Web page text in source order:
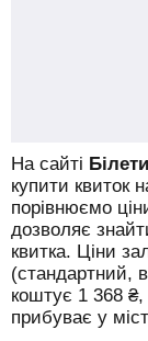
На сайті Білети
купити квиток
порівнюємо
дозволяє
квитка. Ціни
(стандартний,
коштує 1 368 ₴,
прибуває у